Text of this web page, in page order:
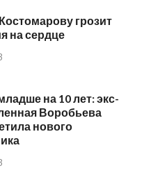
грозит
на сердце
на 10 лет: экс-
Воробьева
нового